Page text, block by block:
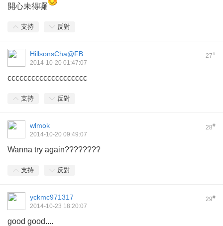
開心未得囉
支持 反對
27#
HillsonsCha@FB
2014-10-20 01:47:07
cccccccccccccccccccc
支持 反對
28#
wlmok
2014-10-20 09:49:07
Wanna try again????????
支持 反對
29#
yckmc971317
2014-10-23 18:20:07
good good....